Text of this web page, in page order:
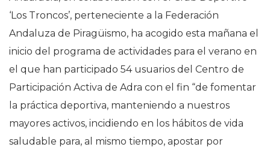
‘Los Troncos’, perteneciente a la Federación
Andaluza de Piragüismo, ha acogido esta mañana el
inicio del programa de actividades para el verano en
el que han participado 54 usuarios del Centro de
Participación Activa de Adra con el fin “de fomentar
la práctica deportiva, manteniendo a nuestros
mayores activos, incidiendo en los hábitos de vida
saludable para, al mismo tiempo, apostar por